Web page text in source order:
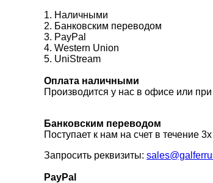
1. Наличными
2. Банковским переводом
3. PayPal
4. Western Union
5. UniStream
Оплата наличными
Производится у нас в офисе или при
Банковским переводом
Поступает к нам на счет в течение
Запросить реквизиты:
PayPal